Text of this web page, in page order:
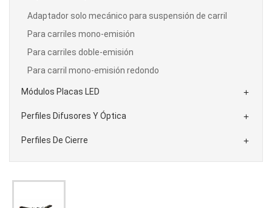
Adaptador solo mecánico para suspensión de carril
Para carriles mono-emisión
Para carriles doble-emisión
Para carril mono-emisión redondo
Módulos Placas LED 
Perfiles Difusores Y Óptica 
Perfiles De Cierre 